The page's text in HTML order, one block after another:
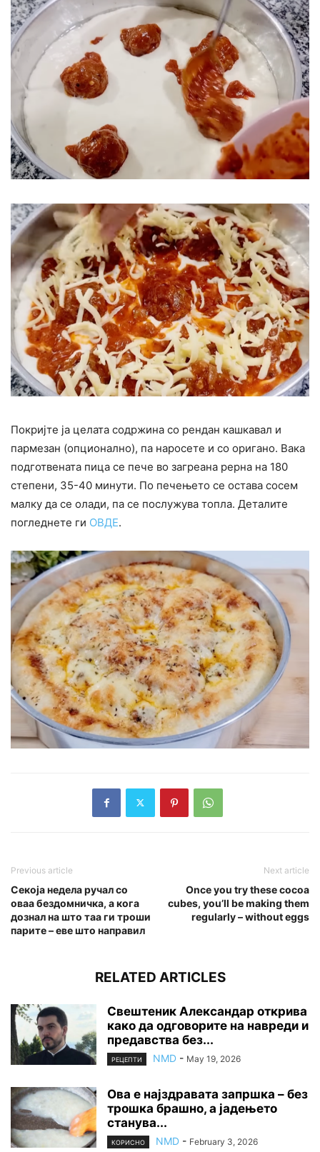
Покријте ја целата содржина со рендан кашкавал и
пармезан (опционално), па наросете и со оригано. Вака
подготвената пица се пече во загреана рерна на 180
степени, 35-40 минути. По печењето се остава сосем
малку да се олади, па се послужува топла. Деталите
погледнете ги ОВДЕ.
Previous article
Секоја недела ручал со
оваа бездомничка, а кога
дознал на што таа ги троши
парите – еве што направил
Next article
Once you try these cocoa
cubes, you’ll be making them
regularly – without eggs
RELATED ARTICLES
Свештеник Александар открива
како да одговорите на навреди и
предавства без...
РЕЦЕПТИ NMD - May 19, 2026
Ова е најздравата запршка – без
трошка брашно, а јадењето
станува...
КОРИСНО NMD - February 3, 2026